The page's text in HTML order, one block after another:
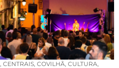
CENTRAIS COVILHÃ CULTURA